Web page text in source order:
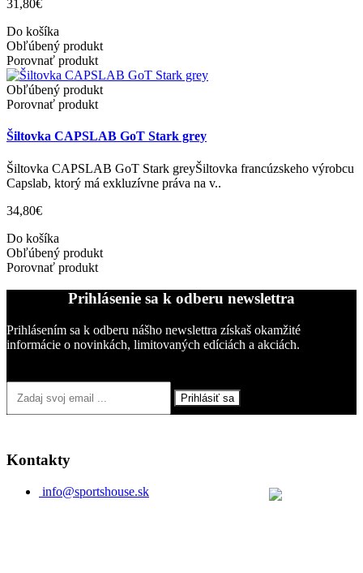
31,80€
Do košíka
Obľúbený produkt
Porovnať produkt
Obľúbený produkt
Porovnať produkt
Šiltovka CAPSLAB GoT Stark grey
Šiltovka CAPSLAB GoT Stark greyŠiltovka francúzskeho výrobcu
Capslab, ktorý má exkluzívne práva na v..
34,80€
Do košíka
Obľúbený produkt
Porovnať produkt
Prihlásenie sa k odberu newslettra
Prihlásením sa k odberu nášho newslettra získaš okamžité
informácie o novinkách, limitovaných edíciách a akciách.
Prihlásiť sa
Kontakty
info@sportshouse.sk